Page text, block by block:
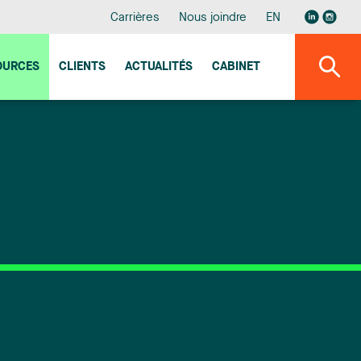
Carrières Nous joindre EN
CLIENTS ACTUALITÉS CABINET